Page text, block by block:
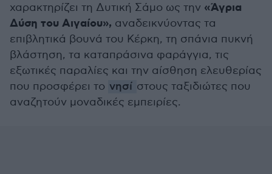
χαρακτηρίζει τη Δυτική Σάμο ως την «Άγρια
Δύση του Αιγαίου», αναδεικνύοντας τα
επιβλητικά βουνά του Κέρκη, τη σπάνια πυκνή
βλάστηση, τα καταπράσινα φαράγγια, τις
εξωτικές παραλίες και την αίσθηση ελευθερίας
που προσφέρει το νησί στους ταξιδιώτες που
αναζητούν μοναδικές εμπειρίες.